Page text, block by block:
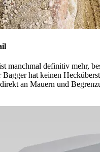
manchmal definitiv mehr,
hat keinen
an Mauern und